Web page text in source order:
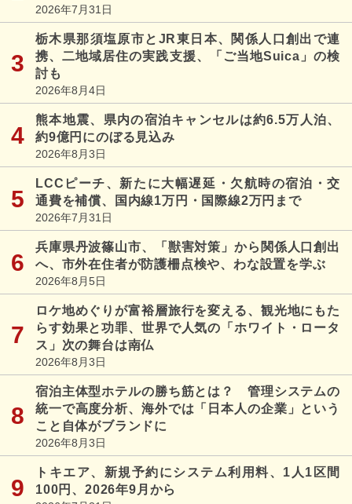
2026年7月31日
栃木県那須塩原市とJR東日本、関係人口創出で連
携、二地域居住の実践支援、「ご当地Suica」の検
討も
2026年8月4日
熊本地震、県内の宿泊キャンセルは約6.5万人泊、
約9億円にのぼる見込み
2026年8月3日
LCCピーチ、新たに大幅遅延・欠航時の宿泊・交
通費を補償、国内線1万円・国際線2万円まで
2026年7月31日
兵庫県丹波篠山市、「獣害対策」から関係人口創出
へ、市外在住者が防護柵点検や、わな設置を学ぶ
2026年8月5日
ロケ地めぐりが富裕層旅行を変える、観光地にもた
らす効果と功罪、世界で人気の「ホワイト・ロータ
ス」次の舞台は南仏
2026年8月3日
宿泊主体型ホテルの勝ち筋とは？ 管理システムの
統一で高度分析、海外では「日本人の企業」という
こと自体がブランドに
2026年8月3日
トキエア、新規予約にシステム利用料、1人1区間
100円、2026年9月から